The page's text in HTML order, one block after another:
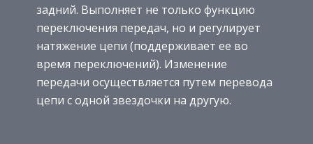
задний. Выполняет не только функцию
переключения передач, но и регулирует
натяжение цепи (поддерживает ее во
время переключений). Изменение
передачи осуществляется путем перевода
цепи с одной звездочки на другую.